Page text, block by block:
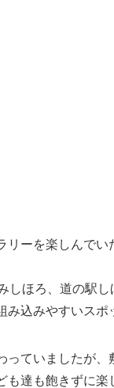
リーを楽しんで
しほろ、道の駅
込みやすいスポ
っていましたが
も達も飽きずに